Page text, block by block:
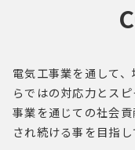
電気工事業を通して
らではの対応力とスピ
事業を通じての社会貢
され続ける事を目指し